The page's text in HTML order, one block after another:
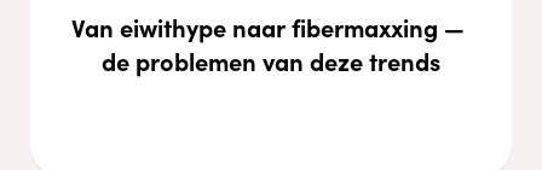
Van eiwithype naar fibermaxxing —
de problemen van deze trends